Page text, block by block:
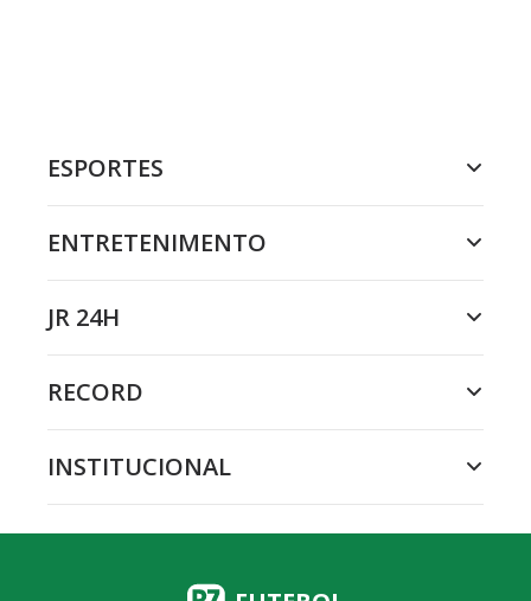
ESPORTES
ENTRETENIMENTO
JR 24H
RECORD
INSTITUCIONAL